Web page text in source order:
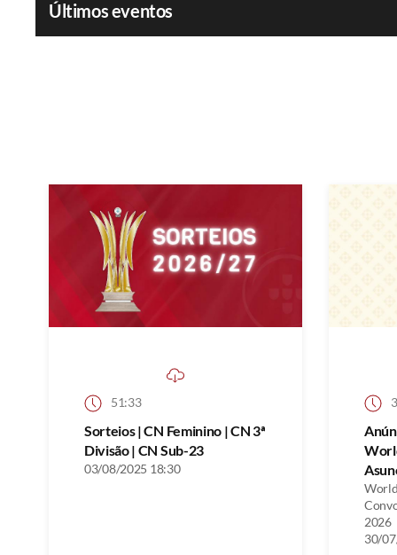
Últimos eventos
51:33
Sorteios | CN Feminino | CN 3ª
Divisão | CN Sub-23
03/08/2025 18:30
2026
30/